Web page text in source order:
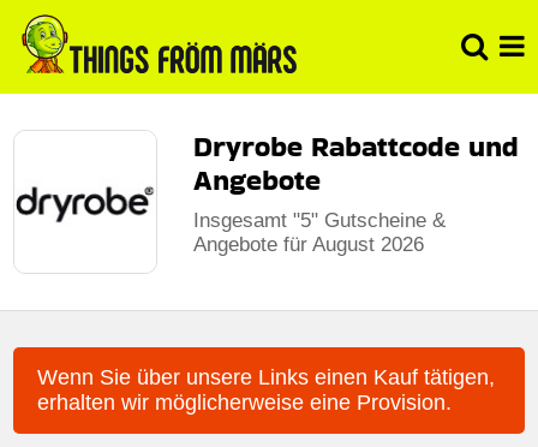
Dryrobe Rabattcode und
Angebote
Insgesamt "5" Gutscheine &
Angebote für August 2026
Wenn Sie über unsere Links einen Kauf tätigen,
erhalten wir möglicherweise eine Provision.